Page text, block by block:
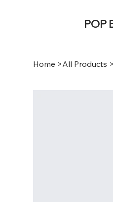
POP
Home >All Products >